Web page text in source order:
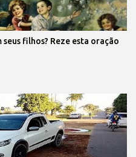
filhos? Reze esta oração